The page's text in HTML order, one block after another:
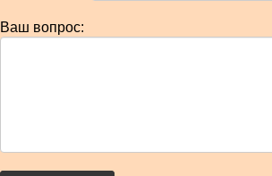
Ваш вопрос: